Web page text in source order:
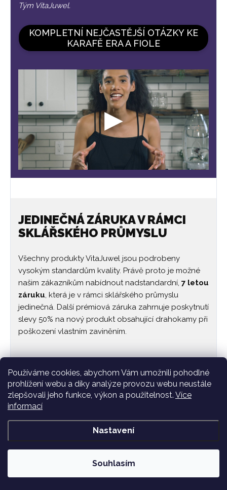
Používáme cookies, abychom Vám umožnili pohodlné
prohlížení webu a díky analýze provozu webu neustále
zlepšovali jeho funkce, výkon a použitelnost. Více
informací
Nastavení
Souhlasím
Tým VitaJuwel.
KOMPLETNÍ NEJČASTĚJŠÍ OTÁZKY KE
KARAFĚ ERA A FIOLE
JEDINEČNÁ ZÁRUKA V RÁMCI
SKLÁŘSKÉHO PRŮMYSLU
Všechny produkty VitaJuwel jsou podrobeny
vysokým standardům kvality. Právě proto je možné
našim zákazníkům nabídnout nadstandardní, 7 letou
záruku , která je v rámci sklářského průmyslu
jedinečná. Další prémiová záruka zahrnuje poskytnutí
slevy 50% na nový produkt obsahující drahokamy při
poškození vlastním zaviněním.